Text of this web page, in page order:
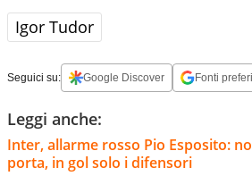
Igor Tudor
Seguici su: Google Discover Fonti
Leggi anche:
Inter, allarme rosso Pio Esposito:
porta, in gol solo i difensori